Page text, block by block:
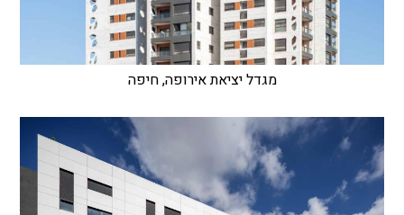
מגדל יציאת אירופה, חיפה